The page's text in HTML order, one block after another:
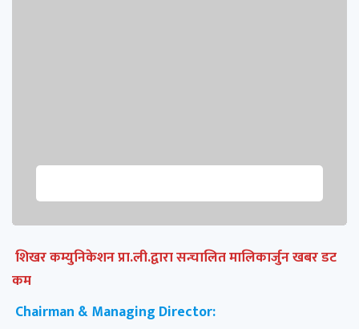
शिखर कम्युनिकेशन प्रा.ली.द्वारा सन्चालित मालिकार्जुन खबर डट
कम
Chairman & Managing Director: